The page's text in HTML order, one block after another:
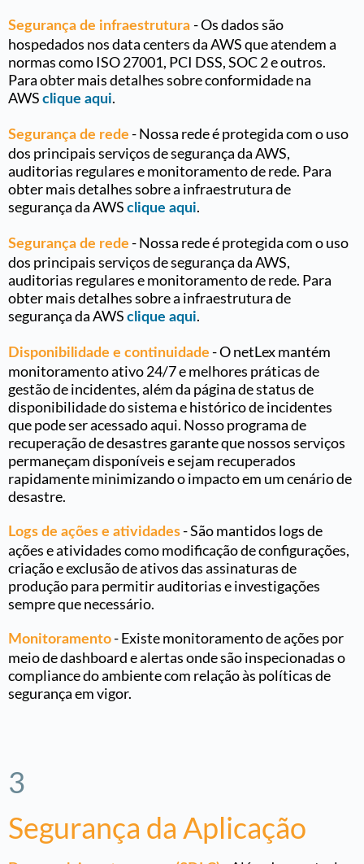
Segurança de infraestrutura -Os dados são
hospedados nos data centers da AWS que atendem a
normas como ISO 27001, PCI DSS, SOC 2 e outros.
Para obter mais detalhes sobre conformidade na
AWS clique aqui.
Segurança de rede - Nossa rede é protegida com o uso
dos principais serviços de segurança da AWS,
auditorias regulares e monitoramento de rede. Para
obter mais detalhes sobre a infraestrutura de
segurança da AWS clique aqui.
Segurança de rede - Nossa rede é protegida com o uso
dos principais serviços de segurança da AWS,
auditorias regulares e monitoramento de rede. Para
obter mais detalhes sobre a infraestrutura de
segurança da AWS clique aqui.
Disponibilidade e continuidade - O netLex mantém
monitoramento ativo 24/7 e melhores práticas de
gestão de incidentes, além da página de status de
disponibilidade do sistema e histórico de incidentes
que pode ser acessado aqui. Nosso programa de
recuperação de desastres garante que nossos serviços
permaneçam disponíveis e sejam recuperados
rapidamente minimizando o impacto em um cenário de
desastre.
Logs de ações e atividades- São mantidos logs de
ações e atividades como modificação de configurações,
criação e exclusão de ativos das assinaturas de
produção para permitir auditorias e investigações
sempre que necessário.
Monitoramento- Existe monitoramento de ações por
meio de dashboard e alertas onde são inspecionadas o
compliance do ambiente com relação às políticas de
segurança em vigor.
3
Segurança da Aplicação